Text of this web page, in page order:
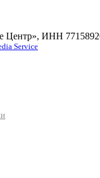
Центр», ИНН
Service